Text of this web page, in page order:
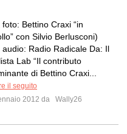
Bettino Craxi “in
con Silvio Berlusconi)
audio: Radio Radicale Da: Il
Lab “Il contributo
di Bettino Craxi...
il seguito
2012 da
Wally26